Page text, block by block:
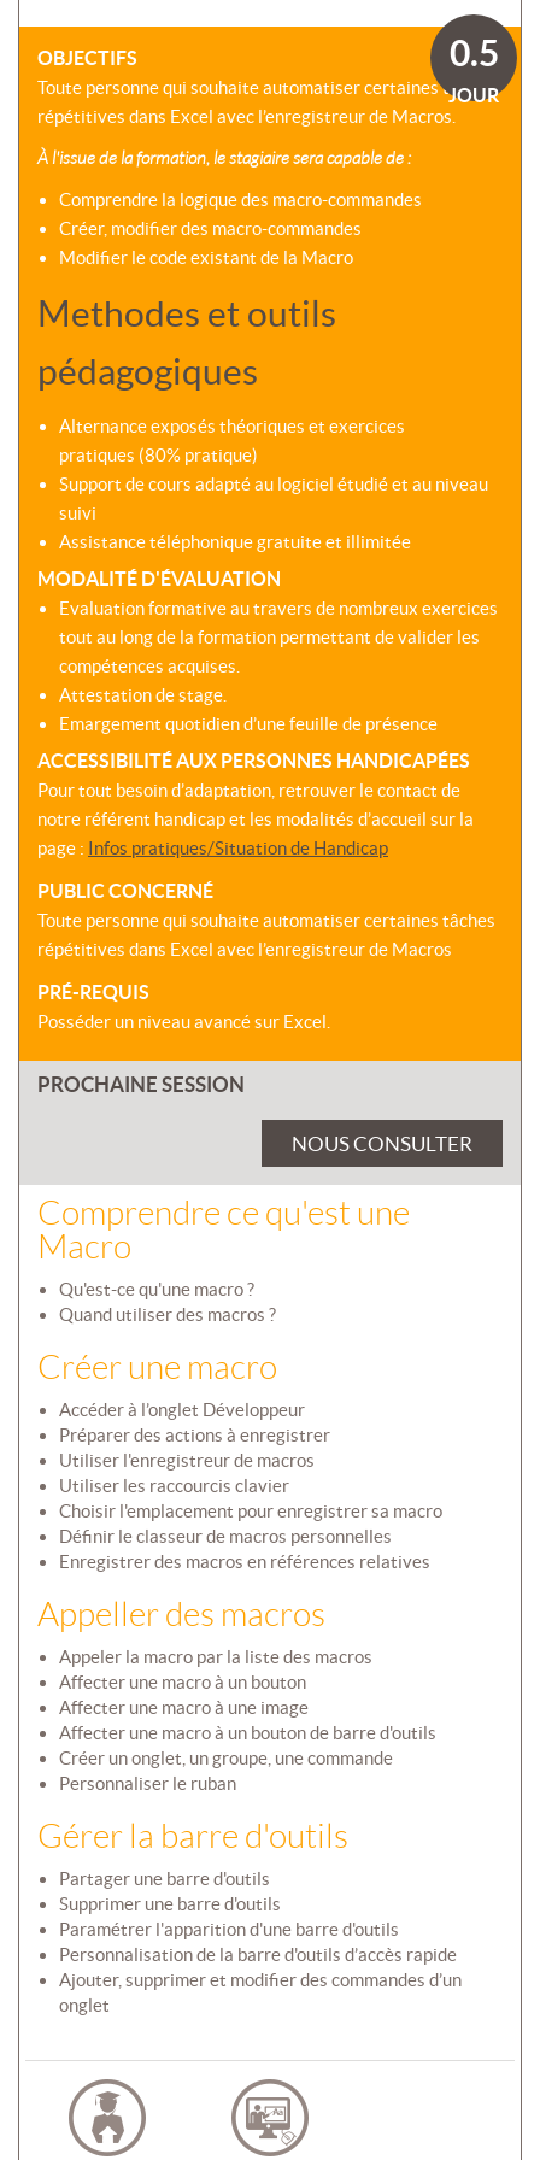
DÉVELOPPEMENT
CPF
ACCORD
COACHING
SÉMINAIRES
LEARNING
BLENDED
MULTI-
MODALES
MALLETTE
DU
NOUS
PRÉSENTATION
DÉMARCHE
NOS
ÉQUIPES
ACTIONS
NOTRE
CENTRE
RÉSEAU
NATIONAL
OBJECTIFS
Toute personne qui souhaite automatiser certaines tâches
répétitives dans Excel avec l’enregistreur de Macros.
À l'issue de la formation, le stagiaire sera capable de :
Comprendre la logique des macro-commandes
Créer, modifier des macro-commandes
Modifier le code existant de la Macro
Methodes et outils
pédagogiques
Alternance exposés théoriques et exercices
pratiques (80% pratique)
Support de cours adapté au logiciel étudié et au niveau
suivi
Assistance téléphonique gratuite et illimitée
MODALITÉ D'ÉVALUATION
Evaluation formative au travers de nombreux exercices
tout au long de la formation permettant de valider les
compétences acquises.
Attestation de stage.
Emargement quotidien d’une feuille de présence
ACCESSIBILITÉ AUX PERSONNES HANDICAPÉES
Pour tout besoin d’adaptation, retrouver le contact de
notre référent handicap et les modalités d’accueil sur la
page : Infos pratiques/Situation de Handicap
PUBLIC CONCERNÉ
Toute personne qui souhaite automatiser certaines tâches
répétitives dans Excel avec l’enregistreur de Macros
PRÉ-REQUIS
Posséder un niveau avancé sur Excel.
0.5
JOUR
PROCHAINE SESSION
NOUS CONSULTER
Comprendre ce qu'est une
Macro
Qu'est-ce qu'une macro ?
Quand utiliser des macros ?
Créer une macro
Accéder à l’onglet Développeur
Préparer des actions à enregistrer
Utiliser l'enregistreur de macros
Utiliser les raccourcis clavier
Choisir l'emplacement pour enregistrer sa macro
Définir le classeur de macros personnelles
Enregistrer des macros en références relatives
Appeller des macros
Appeler la macro par la liste des macros
Affecter une macro à un bouton
Affecter une macro à une image
Affecter une macro à un bouton de barre d'outils
Créer un onglet, un groupe, une commande
Personnaliser le ruban
Gérer la barre d'outils
Partager une barre d'outils
Supprimer une barre d'outils
Paramétrer l'apparition d'une barre d'outils
Personnalisation de la barre d'outils d’accès rapide
Ajouter, supprimer et modifier des commandes d’un
onglet